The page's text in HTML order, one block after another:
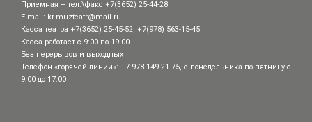
Приемная – тел.\факс +7(3652) 25-44-28
E-mail: kr.muzteatr@mail.ru
Касса театра +7(3652) 25-45-52, +7(978) 563-15-45
Касса работает с 9:00 по 19:00
Без перерывов и выходных
Телефон «горячей линии»: +7-978-149-21-75, с понедельника по пятницу с
9:00 до 17:00